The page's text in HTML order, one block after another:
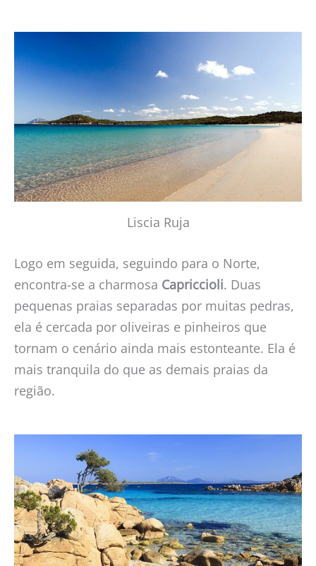
Liscia Ruja
Logo em seguida, seguindo para o Norte,
encontra-se a charmosa Capriccioli. Duas
pequenas praias separadas por muitas pedras,
ela é cercada por oliveiras e pinheiros que
tornam o cenário ainda mais estonteante. Ela é
mais tranquila do que as demais praias da
região.